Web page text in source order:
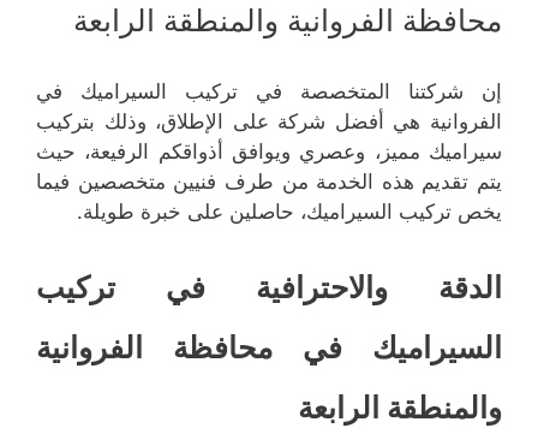
محافظة الفروانية والمنطقة الرابعة
إن شركتنا المتخصصة في تركيب السيراميك في
الفروانية هي أفضل شركة على الإطلاق، وذلك بتركيب
سيراميك مميز، وعصري ويوافق أذواقكم الرفيعة، حيث
يتم تقديم هذه الخدمة من طرف فنيين متخصصين فيما
يخص تركيب السيراميك، حاصلين على خبرة طويلة.
الدقة والاحترافية في تركيب
السيراميك في محافظة الفروانية
والمنطقة الرابعة